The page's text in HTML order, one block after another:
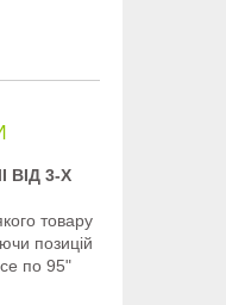
ВІД 3-Х
товару
позицій
по 95"